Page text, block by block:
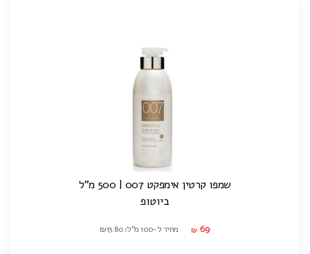
שמפו קרטין אימפקט 007 | 500 מ"ל
ביוטופ
₪ 69 מחיר ל-100 מ"ל: ₪13.80